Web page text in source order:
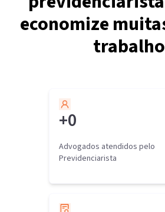
economize
+0
Advogados atendidos pelo
Previdenciarista